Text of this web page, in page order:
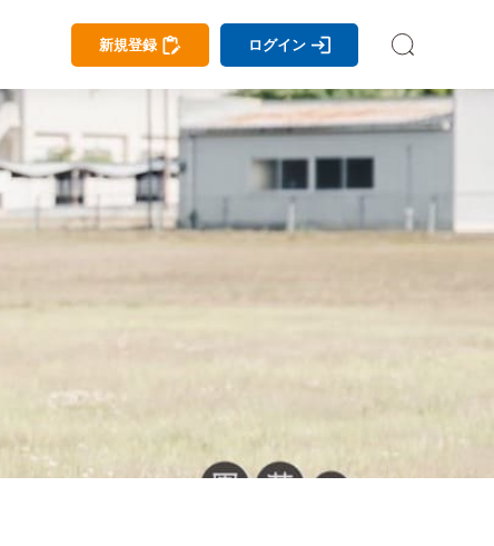
新規登録 ログイン